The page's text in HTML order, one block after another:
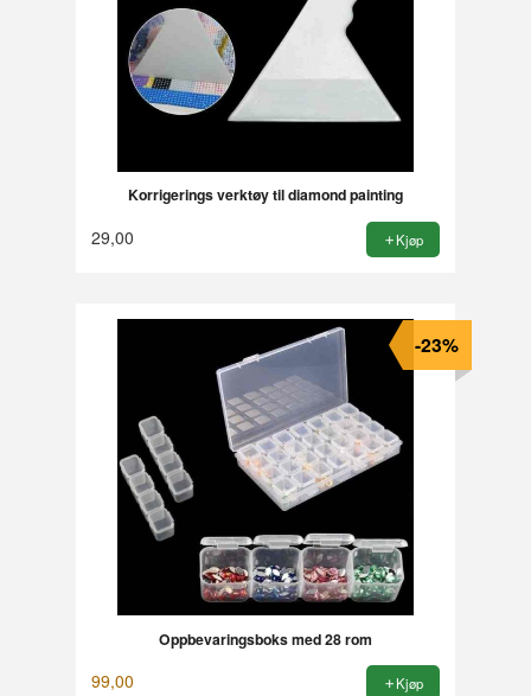
Korrigerings verktøy til diamond painting
29,00 Kjøp
Oppbevaringsboks med 28 rom
99,00
-23%
Kjøp